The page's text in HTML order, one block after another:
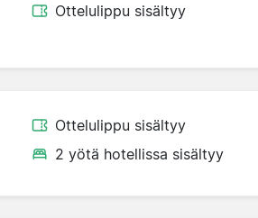
Ottelulippu sisältyy
Ottelulippu sisältyy
2 yötä hotellissa sisältyy